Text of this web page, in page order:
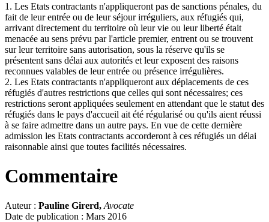
1. Les Etats contractants n'appliqueront pas de sanctions pénales, du
fait de leur entrée ou de leur séjour irréguliers, aux réfugiés qui,
arrivant directement du territoire où leur vie ou leur liberté était
menacée au sens prévu par l'article premier, entrent ou se trouvent
sur leur territoire sans autorisation, sous la réserve qu'ils se
présentent sans délai aux autorités et leur exposent des raisons
reconnues valables de leur entrée ou présence irrégulières.
2. Les Etats contractants n'appliqueront aux déplacements de ces
réfugiés d'autres restrictions que celles qui sont nécessaires; ces
restrictions seront appliquées seulement en attendant que le statut des
réfugiés dans le pays d'accueil ait été régularisé ou qu'ils aient réussi
à se faire admettre dans un autre pays. En vue de cette dernière
admission les Etats contractants accorderont à ces réfugiés un délai
raisonnable ainsi que toutes facilités nécessaires.
Commentaire
Auteur : Pauline Girerd, Avocate
Date de publication : Mars 2016